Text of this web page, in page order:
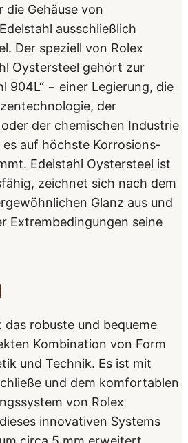
Gehäuse von
ausschließlich
Der speziell von Rolex
Oystersteel gehört zur
904L“ − einer Legierung, die
der
der chemischen Industrie
auf höchste Korrosions­
Edelstahl Oystersteel ist
zeichnet sich nach dem
Glanz aus und
Extrem­bedingungen seine
das robuste und bequeme
Kombination von Form
und Technik. Es ist mit
und dem komfortablen
von Rolex
innovativen Systems